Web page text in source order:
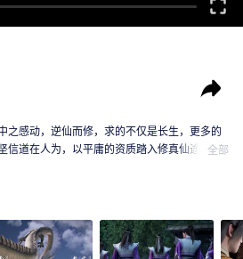
之感动，逆仙而修，求的不仅是长生，更多的
信道在人为，以平庸的资质踏入修真仙途，历
全部